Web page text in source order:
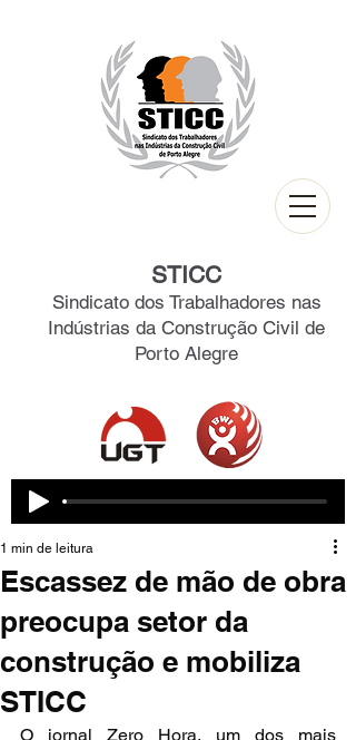
STICC
Sindicato dos Trabalhadores nas
Indústrias da Construção Civil de
Porto Alegre
Escassez de mão de obra
preocupa setor da
construção e mobiliza
STICC
1 min de leitura
O jornal Zero Hora, um dos mais